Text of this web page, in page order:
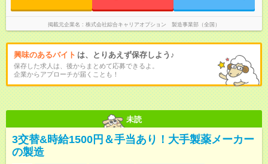
掲載元企業名 株式会社綜合キャリアオプション 製造事業部（全国）
興味のあるバイト は、とりあえず保存しよう♪
保存した求人は、後からまとめて応募できるよ。
企業からアプローチが届くことも！
未読
3交替&時給1500円＆手当あり！大手製薬メーカー
の製造